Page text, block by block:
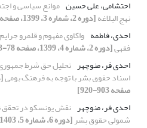
احتشامی، علی حسین موانع سیاسی و
نهج البلاغه[دوره 2، شماره 3، 1399، صفحه 103-121]
احدی، فاطمه واکاوی مفهوم و قلمرو
فقهی[دوره 2، شماره 4، 1399، صفحه 78-93]
احدی‏ فر، منوچهر تحلیل حق شرط
اسناد حقوق بشر با توجه به فرهنگ بومی
صفحه 903-920]
احدی فر، منوچهر نقش یونسکو در تحقق
شمولی حقوق بشر[دوره 6، شماره 5، 1403، صفحه 783-802]